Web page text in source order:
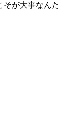
が大事なん